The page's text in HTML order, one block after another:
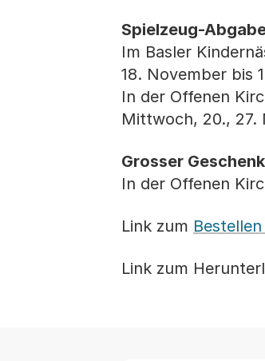
Spielzeug-
Im Basler
18. November bis
In der Offenen
Mittwoch, 20., 27.
Grosser
In der Offenen
Link zum
Link zum